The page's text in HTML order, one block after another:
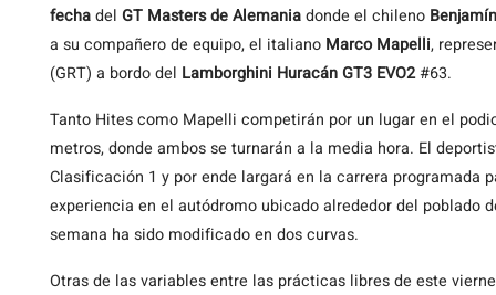
fechadel GT Masters de Alemaniadonde el chileno
a su compañero de equipo, el italiano Marco Mapelli,
(GRT) a bordo del Lamborghini Huracán GT3 EVO2#63.
Tanto Hites como Mapelli competirán por un lugar en el
metros, donde ambos se turnarán a la media hora. El
Clasificación 1 y por ende largará en la carrera programada
experiencia en el autódromo ubicado alrededor del poblado
semana ha sido modificado en dos curvas.
Otras de las variables entre las prácticas libres de este